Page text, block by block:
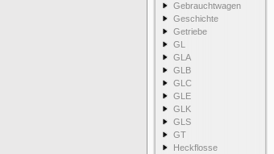
Gebrauchtwagen
Geschichte
Getriebe
GL
GLA
GLB
GLC
GLE
GLK
GLS
GT
Heckflosse